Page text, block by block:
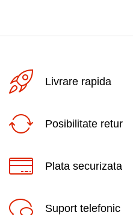
Livrare rapida
Posibilitate retur
Plata securizata
Suport telefonic